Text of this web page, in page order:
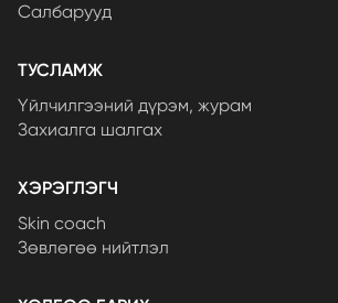
Салбарууд
ТУСЛАМЖ
Үйлчилгээний дүрэм, журам
Захиалга шалгах
ХЭРЭГЛЭГЧ
Skin coach
Зөвлөгөө нийтлэл